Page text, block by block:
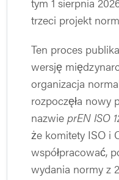
trzeci projekt
Ten proces
wersję
organizacja
rozpoczęła nowy
nazwie prEN ISO
że komitety ISO i
współpracować,
wydania normy z